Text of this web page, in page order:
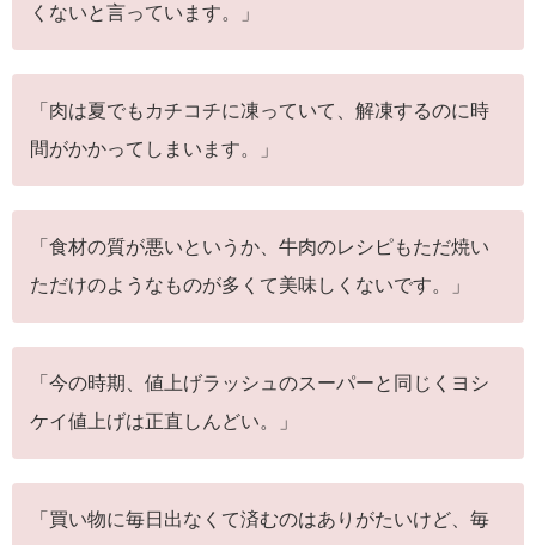
くないと言っています。」
「肉は夏でもカチコチに凍っていて、解凍するのに時
間がかかってしまいます。」
「食材の質が悪いというか、牛肉のレシピもただ焼い
ただけのようなものが多くて美味しくないです。」
「今の時期、値上げラッシュのスーパーと同じくヨシ
ケイ値上げは正直しんどい。」
「買い物に毎日出なくて済むのはありがたいけど、毎